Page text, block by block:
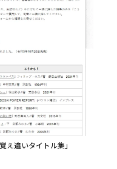
え違いタイトル集」